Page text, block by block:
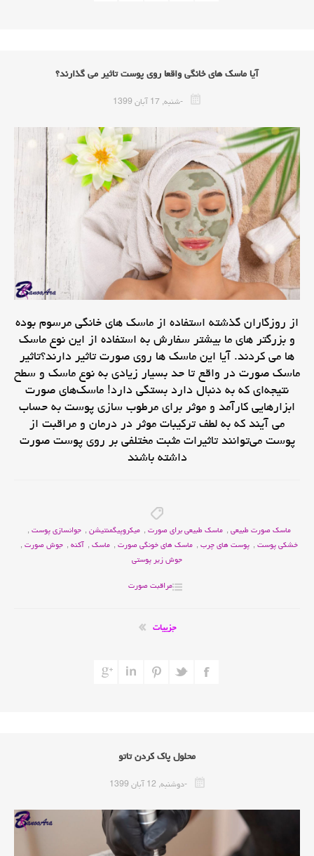
آیا ماسک های خانگی واقعا روی پوست تاثیر می گذارند؟
-شنبه, 17 آبان 1399
از روزگاران گذشته استفاده از ماسک های خانگی مرسوم بوده
و بزرگتر های ما بیشتر سفارش به استفاده از این نوع ماسک
ها می کردند. آیا این ماسک ها روی صورت تاثیر دارند؟تاثیر
ماسک صورت در واقع تا حد بسیار زیادی به نوع ماسک و سطح
نتیجه‌ای که به دنبال دارد بستگی دارد! ماسک‌های صورت
ابزارهایی کارآمد و موثر برای مرطوب سازی پوست به حساب
می آیند که به لطف ترکیبات موثر در درمان و مراقبت از
پوست می‌توانند تاثیرات مثبت مختلفی بر روی پوست صورت
داشته باشند
ماسک صورت طبیعی, ماسک طبیعی برای صورت, میکروپیگمنتیشن, جوانسازی پوست,
خشکی پوست, پوست های چرب, ماسک های خونگی صورت, ماسک, آکنه, جوش صورت,
جوش زیر پوستی
مراقبت صورت
جزییات
محلول پاک کردن تاتو
-دوشنبه, 12 آبان 1399